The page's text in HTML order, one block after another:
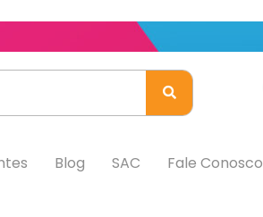
Blog SAC Fale Conosco